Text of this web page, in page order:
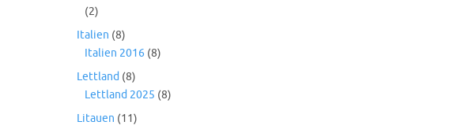
(2)
Italien (8)
Italien 2016 (8)
Lettland (8)
Lettland 2025 (8)
Litauen (11)